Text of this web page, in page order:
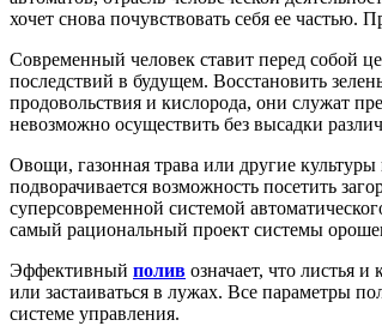
хочет снова почувствовать себя ее
Современный человек ставит перед собой
последствий в будущем. Восстановить
продовольствия и кислорода, они служат
невозможно осуществить без высадки
Овощи, газонная трава или другие
подворачивается возможность посетить
суперсовременной системой
самый рациональный проект системы
Эффективный полив означает, что листья
или застаиваться в лужах. Все параметры
системе управления.